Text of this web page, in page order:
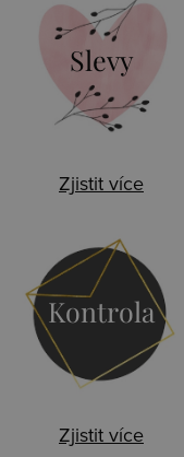
Slevy
Zjistit více
Kontrola
Zjistit více